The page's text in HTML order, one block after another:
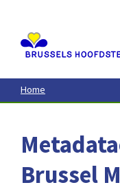
contenu
principal
Home
Brussel